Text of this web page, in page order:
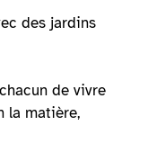
des jardins
de vivre
la matière,